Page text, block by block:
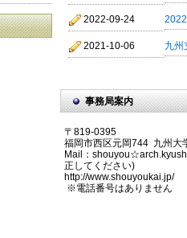
2022-09-24
2021-10-06 九州
事務局案内
〒819-0395
福岡市西区元岡744 九州大
Mail：
正してください)
http://www.shouyoukai.jp/
※電話番号はありません